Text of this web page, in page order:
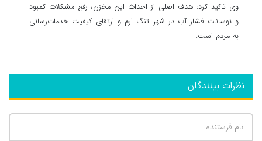
وی تاکید کرد: هدف اصلی از احداث این مخزن، رفع مشکلات کمبود
و نوسانات فشار آب در شهر تنگ ارم و ارتقای کیفیت خدمات‌رسانی
به مردم است.
نظرات بینندگان